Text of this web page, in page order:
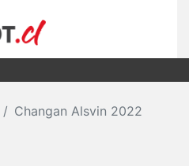
Changan Alsvin 2022